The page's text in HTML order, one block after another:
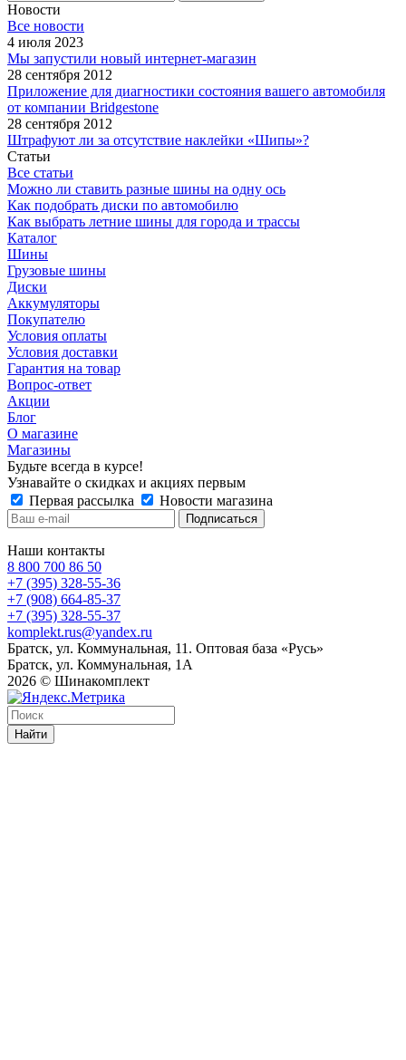
Новости
Все новости
4 июля 2023
Мы запустили новый интернет-магазин
28 сентября 2012
Приложение для диагностики состояния вашего автомобиля
от компании Bridgestone
28 сентября 2012
Штрафуют ли за отсутствие наклейки «Шипы»?
Статьи
Все статьи
Можно ли ставить разные шины на одну ось
Как подобрать диски по автомобилю
Как выбрать летние шины для города и трассы
Каталог
Шины
Грузовые шины
Диски
Аккумуляторы
Покупателю
Условия оплаты
Условия доставки
Гарантия на товар
Вопрос-ответ
Акции
Блог
О магазине
Магазины
Будьте всегда в курсе!
Узнавайте о скидках и акциях первым
Первая рассылка
Новости магазина
Наши контакты
8 800 700 86 50
+7 (395) 328-55-36
+7 (908) 664-85-37
+7 (395) 328-55-37
komplekt.rus@yandex.ru
Братск, ул. Коммунальная, 11. Оптовая база «Русь»
Братск, ул. Коммунальная, 1А
2026 © Шинакомплект
Найти